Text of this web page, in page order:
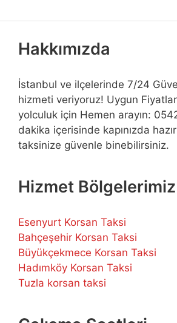
Hakkımızda
İstanbul ve ilçelerinde 7/24
hizmeti veriyoruz! Uygun
yolculuk için Hemen arayın:
dakika içerisinde kapınızda
taksinize güvenle binebilirsiniz.
Hizmet Bölgelerimiz
Esenyurt Korsan Taksi
Bahçeşehir Korsan Taksi
Büyükçekmece Korsan Taksi
Hadımköy Korsan Taksi
Tuzla korsan taksi